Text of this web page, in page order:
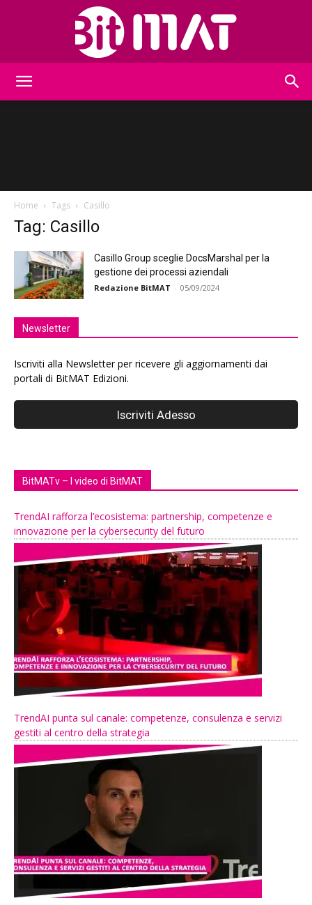
Home Tags Casillo
Tag: Casillo
Casillo Group sceglie DocsMarshal per la
gestione dei processi aziendali
Redazione BitMAT - 05/09/2024
Newsletter
Iscriviti alla Newsletter per ricevere gli aggiornamenti dai
portali di BitMAT Edizioni.
BitMATv – I video di BitMAT
TrendAI rafforza l’ecosistema: partnership, competenze e
innovazione per la cybersecurity del futuro
TrendAI punta sul canale: competenze, consulenza e servizi
gestiti al centro della strategia